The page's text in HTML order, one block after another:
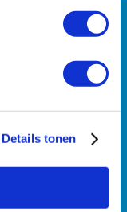
Details tonen